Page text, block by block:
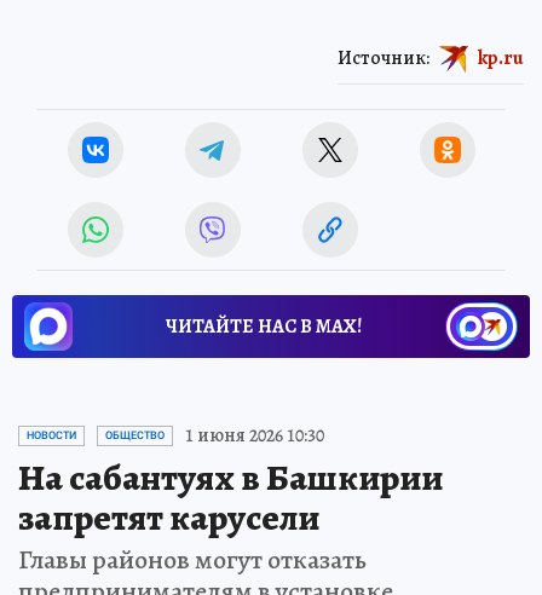
Источник: kp.ru
ЧИТАЙТЕ НАС В МАХ!
НОВОСТИ ОБЩЕСТВО 1 июня 2026 10:30
На сабантуях в Башкирии
запретят карусели
Главы районов могут отказать